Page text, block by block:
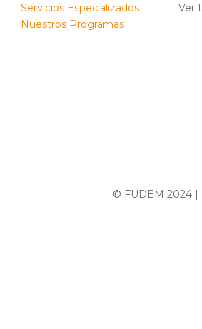
Servicios Especializados
Nuestros Programas
Ver
© FUDEM 2024